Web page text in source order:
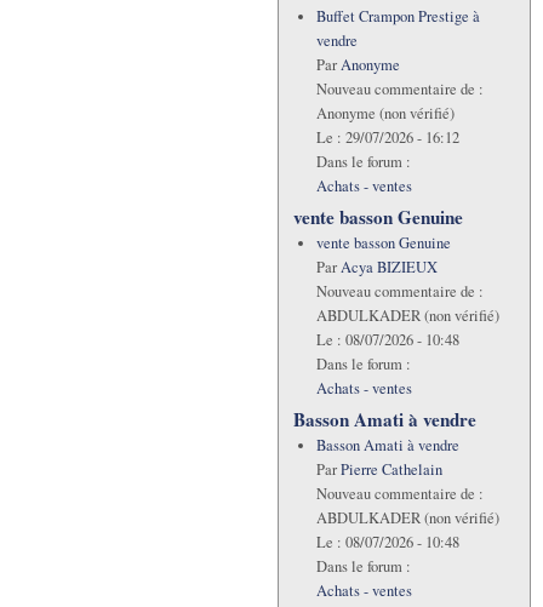
Buffet Crampon Prestige à
vendre
ParAnonyme
Nouveau commentaire de :
Anonyme (non vérifié)
Le : 29/07/2026 - 16:12
Dans le forum :
Achats - ventes
vente basson Genuine
vente basson Genuine
ParAcya BIZIEUX
Nouveau commentaire de :
ABDULKADER (non vérifié)
Le : 08/07/2026 - 10:48
Dans le forum :
Achats - ventes
Basson Amati à vendre
Basson Amati à vendre
ParPierre Cathelain
Nouveau commentaire de :
ABDULKADER (non vérifié)
Le : 08/07/2026 - 10:48
Dans le forum :
Achats - ventes